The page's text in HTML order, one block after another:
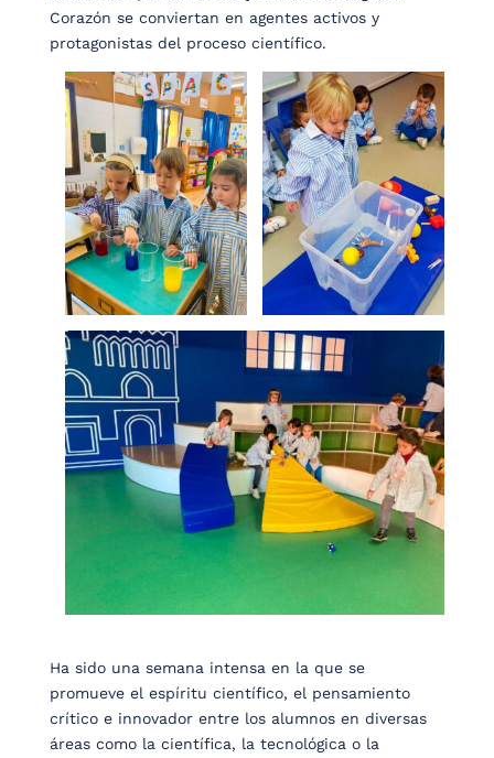
Corazón se conviertan en agentes activos y
protagonistas del proceso científico.
Ha sido una semana intensa en la que se
promueve el espíritu científico, el pensamiento
crítico e innovador entre los alumnos en diversas
áreas como la científica, la tecnológica o la